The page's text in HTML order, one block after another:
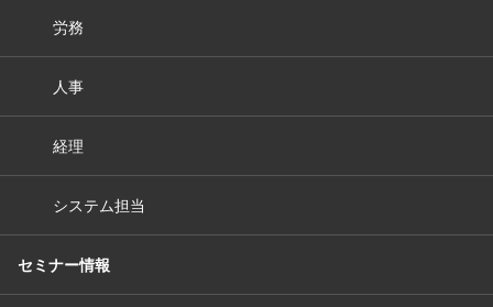
労務
人事
経理
システム担当
セミナー情報